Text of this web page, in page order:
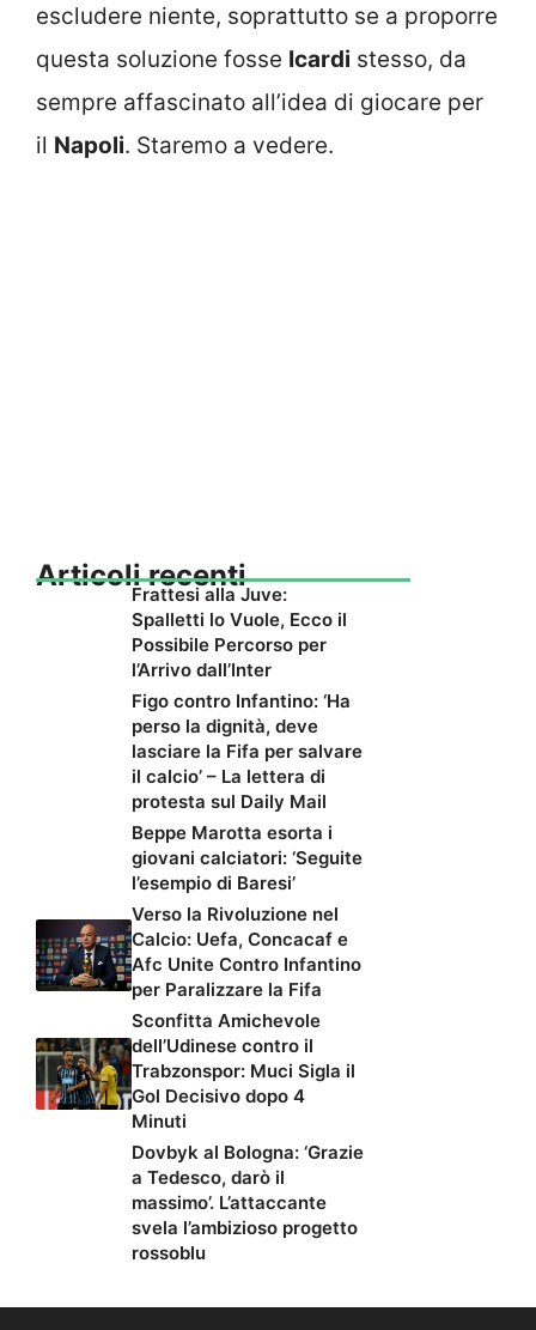
escludere niente, soprattutto se a proporre
questa soluzione fosse Icardi stesso, da
sempre affascinato all’idea di giocare per
il Napoli. Staremo a vedere.
Articoli recenti
Frattesi alla Juve:
Spalletti lo Vuole, Ecco il
Possibile Percorso per
l’Arrivo dall’Inter
Figo contro Infantino: ‘Ha
perso la dignità, deve
lasciare la Fifa per salvare
il calcio’ – La lettera di
protesta sul Daily Mail
Beppe Marotta esorta i
giovani calciatori: ‘Seguite
l’esempio di Baresi’
Verso la Rivoluzione nel
Calcio: Uefa, Concacaf e
Afc Unite Contro Infantino
per Paralizzare la Fifa
Sconfitta Amichevole
dell’Udinese contro il
Trabzonspor: Muci Sigla il
Gol Decisivo dopo 4
Minuti
Dovbyk al Bologna: ‘Grazie
a Tedesco, darò il
massimo’. L’attaccante
svela l’ambizioso progetto
rossoblu